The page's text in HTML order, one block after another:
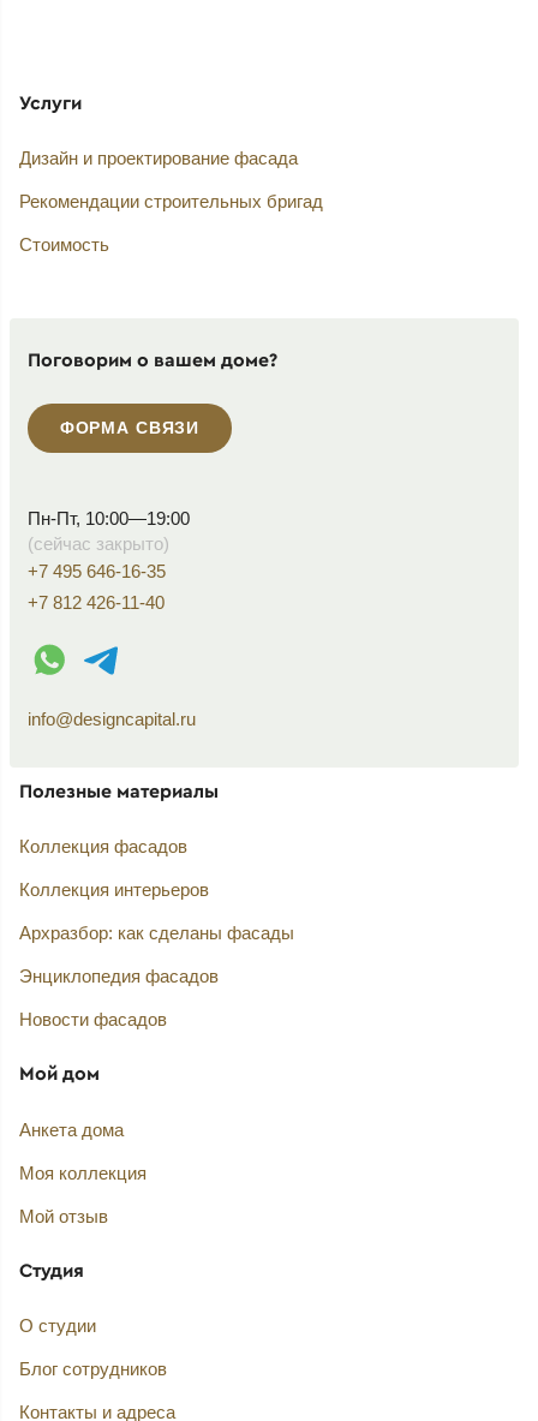
Услуги
Дизайн и проектирование фасада
Рекомендации строительных бригад
Стоимость
Поговорим о вашем доме?
ФОРМА СВЯЗИ
Пн-Пт, 10:00—19:00
(сейчас закрыто)
+7 495 646-16-35
+7 812 426-11-40
WhatsApp контакт
Telegram контакт
info@designcapital.ru
Полезные материалы
Коллекция фасадов
Коллекция интерьеров
Архразбор: как сделаны фасады
Энциклопедия фасадов
Новости фасадов
Мой дом
Анкета дома
Моя коллекция
Мой отзыв
Студия
О студии
Блог сотрудников
Контакты и адреса